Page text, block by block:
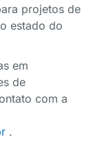
projetos de
estado do
em
de
com a
.